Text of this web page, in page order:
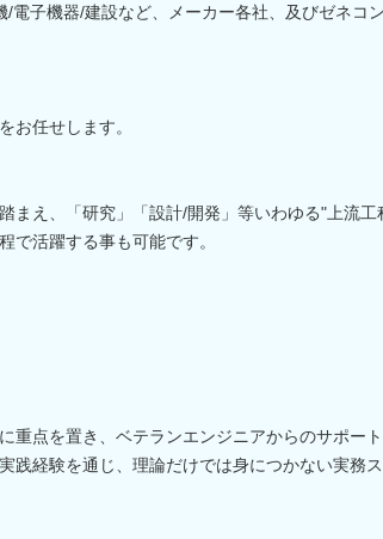
/電子機器/建設など、メーカー各社、及びゼネコ
お任せします。
まえ、「研究」「設計/開発」等いわゆる"上流工
で活躍する事も可能です。
重点を置き、ベテランエンジニアからのサポー
践経験を通じ、理論だけでは身につかない実務